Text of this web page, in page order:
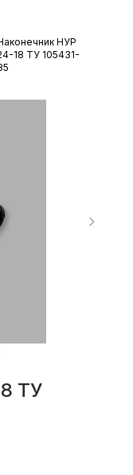
НУР
18 ТУ 105431-
ТУ